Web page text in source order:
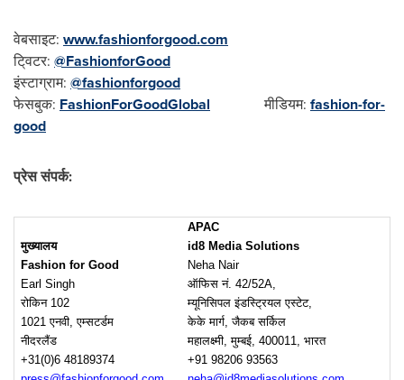
वेबसाइट: www.fashionforgood.com
टि्‌वटर: @FashionforGood
इंस्टाग्राम: @fashionforgood
फेसबुक: FashionForGoodGlobal मीडियम: fashion-for-
good
प्रेस संपर्क:
मुख्यालय
Fashion for Good
Earl Singh
रोकिन 102
1021 एनवी, एम्सटर्डम
नीदरलैंड
+31(0)6 48189374
APAC
id8 Media Solutions
Neha Nair
ऑफिस नं. 42/52A,
म्यूनिसिपल इंडस्ट्रियल एस्टेट,
केके मार्ग, जैकब सर्किल
महालक्ष्मी, मुम्बई, 400011, भारत
+91 98206 93563